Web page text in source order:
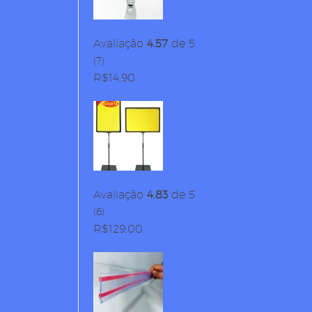
Avaliação 4.57 de 5
(7)
R$14,90
Avaliação 4.83 de 5
(6)
R$129,00